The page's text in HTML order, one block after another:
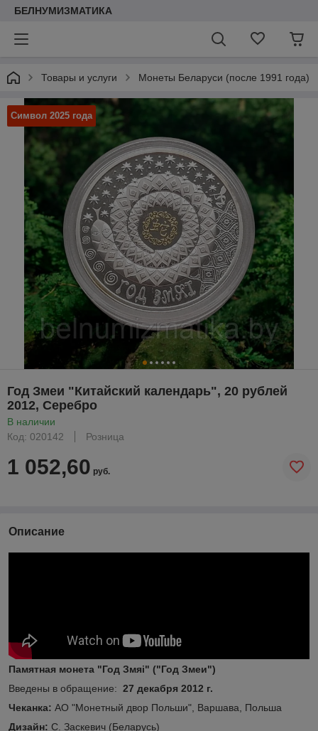
БЕЛНУМИЗМАТИКА
Товары и услуги Монеты Беларуси (после 1991 года)
Символ 2025 года
Год Змеи "Китайский календарь", 20 рублей
2012, Серебро
В наличии
Код: 020142
Розница
1 052,60 руб.
Описание
Памятная монета "Год Змяі" ("Год Змеи")
Введены в обращение: 27 декабря 2012 г.
Чеканка: АО "Монетный двор Польши", Варшава, Польша
Дизайн: С. Заскевич (Беларусь)